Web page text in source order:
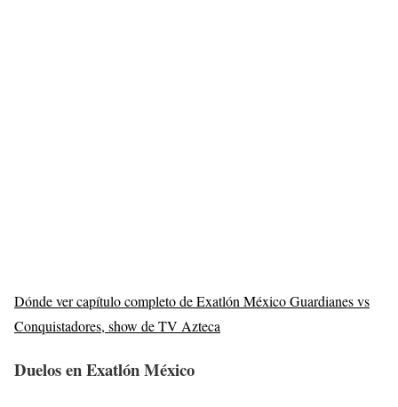
Dónde ver capítulo completo de Exatlón México Guardianes vs
Conquistadores, show de TV Azteca
Duelos en Exatlón México